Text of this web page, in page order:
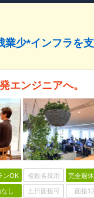
少*インフラを支
エンジニアへ。
ンOK 複数名採用 完全週
し 土日面接可 面接1